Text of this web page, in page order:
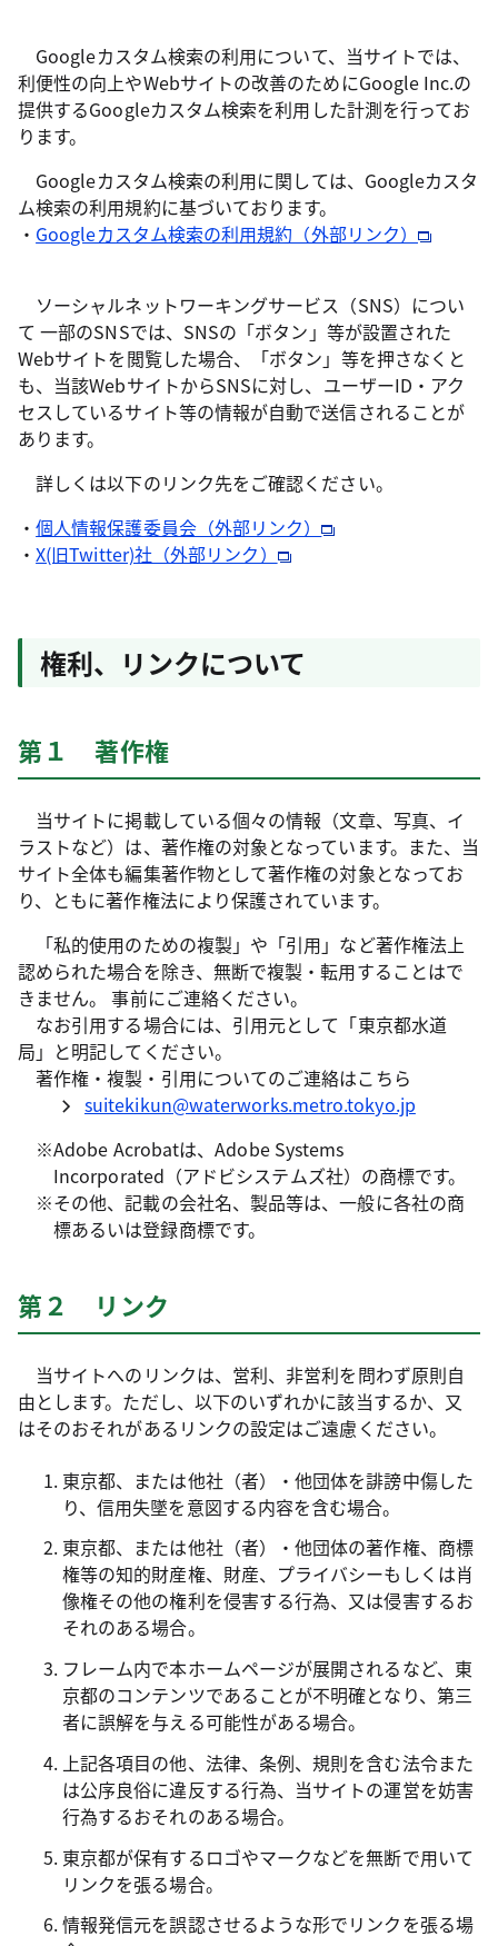
Googleカスタム検索の利用について、当サイトでは、
利便性の向上やWebサイトの改善のためにGoogle Inc.の
提供するGoogleカスタム検索を利用した計測を行ってお
ります。
Googleカスタム検索の利用に関しては、Googleカスタ
ム検索の利用規約に基づいております。
・ Googleカスタム検索の利用規約（外部リンク）
ソーシャルネットワーキングサービス（SNS）につい
て 一部のSNSでは、SNSの「ボタン」等が設置された
Webサイトを閲覧した場合、「ボタン」等を押さなくと
も、当該WebサイトからSNSに対し、ユーザーID・アク
セスしているサイト等の情報が自動で送信されることが
あります。
詳しくは以下のリンク先をご確認ください。
・個人情報保護委員会（外部リンク）
・X(旧Twitter)社（外部リンク）
権利、リンクについて
第１ 著作権
当サイトに掲載している個々の情報（文章、写真、イ
ラストなど）は、著作権の対象となっています。また、当
サイト全体も編集著作物として著作権の対象となってお
り、ともに著作権法により保護されています。
「私的使用のための複製」や「引用」など著作権法上
認められた場合を除き、無断で複製・転用することはで
きません。 事前にご連絡ください。
なお引用する場合には、引用元として「東京都水道
局」と明記してください。
著作権・複製・引用についてのご連絡はこちら
suitekikun@waterworks.metro.tokyo.jp
※Adobe Acrobatは、Adobe Systems
Incorporated（アドビシステムズ社）の商標です。
※その他、記載の会社名、製品等は、一般に各社の商
標あるいは登録商標です。
第２ リンク
当サイトへのリンクは、営利、非営利を問わず原則自
由とします。ただし、以下のいずれかに該当するか、又
はそのおそれがあるリンクの設定はご遠慮ください。
東京都、または他社（者）・他団体を誹謗中傷した
り、信用失墜を意図する内容を含む場合。
東京都、または他社（者）・他団体の著作権、商標
権等の知的財産権、財産、プライバシーもしくは肖
像権その他の権利を侵害する行為、又は侵害するお
それのある場合。
フレーム内で本ホームページが展開されるなど、東
京都のコンテンツであることが不明確となり、第三
者に誤解を与える可能性がある場合。
上記各項目の他、法律、条例、規則を含む法令また
は公序良俗に違反する行為、当サイトの運営を妨害
行為するおそれのある場合。
東京都が保有するロゴやマークなどを無断で用いて
リンクを張る場合。
情報発信元を誤認させるような形でリンクを張る場